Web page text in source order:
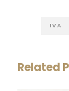
IVA
Related